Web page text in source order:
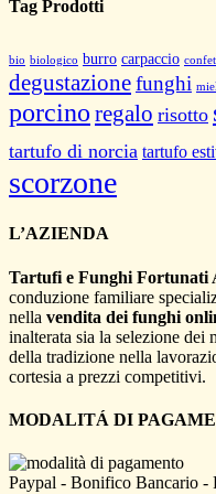
Tag Prodotti
bio biologico burro carpaccio
degustazionefunghi
porcino regalo risotto
tartufo di norcia tartufo
scorzone
L’AZIENDA
Tartufi e Funghi Fortunati
conduzione familiare
nella vendita dei funghi
inalterata sia la selezione
della tradizione nella
cortesia a prezzi competitivi.
MODALITÁ DI
Paypal - Bonifico Bancario -